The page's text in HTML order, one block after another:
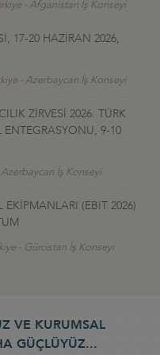
- Afganistan İş Konseyi
17-20 HAZİRAN 2026,
- Azerbaycan İş Konseyi
ZİRVESİ 2026: TÜRK
ENTEGRASYONU, 9-10
Azerbaycan İş Konseyi
EKİPMANLARI (EBIT 2026)
- Gürcistan İş Konseyi
VE KURUMSAL
GÜÇLÜYÜZ...